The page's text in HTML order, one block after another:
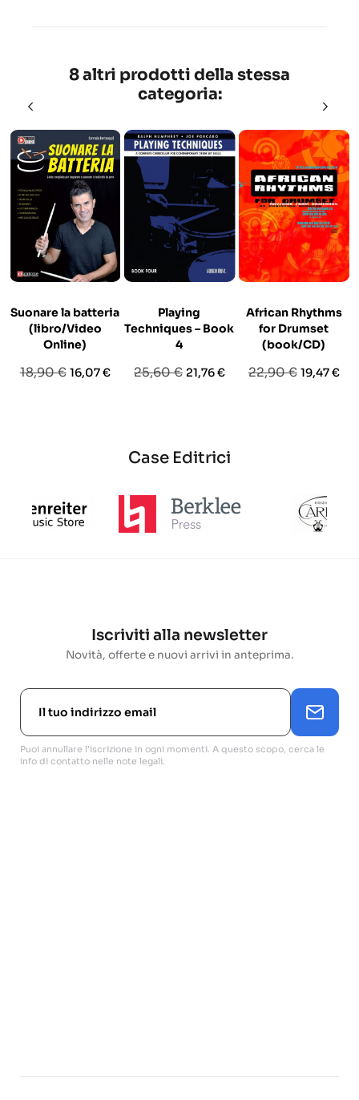
8 altri prodotti della stessa
categoria:
Suonare la batteria
(libro/Video
Online)
Prezzo
18,90 € Prezzo
16,07 €
Playing
Techniques – Book
4
Prezzo
25,60 € Prezzo
21,76 €
African Rhythms
for Drumset
(book/CD)
Prezzo
22,90 € Prezzo
19,47 €
Case Editrici
Iscriviti alla newsletter
Novità, offerte e nuovi arrivi in anteprima.
Puoi annullare l'iscrizione in ogni momenti. A questo scopo, cerca le
info di contatto nelle note legali.